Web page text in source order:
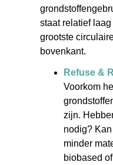
staat relatief
grootste
bovenkant.
Refuse &
Voorkom
zijn.
nodig?
minder
biobased